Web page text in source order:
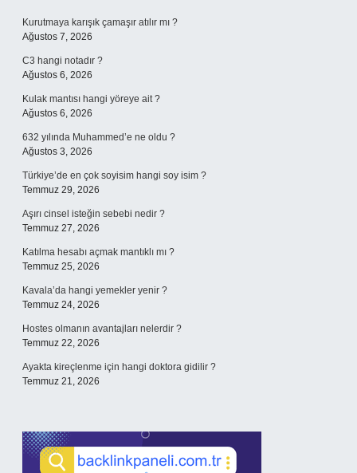
Kurutmaya karışık çamaşır atılır mı ?
Ağustos 7, 2026
C3 hangi notadır ?
Ağustos 6, 2026
Kulak mantısı hangi yöreye ait ?
Ağustos 6, 2026
632 yılında Muhammed’e ne oldu ?
Ağustos 3, 2026
Türkiye’de en çok soyisim hangi soy isim ?
Temmuz 29, 2026
Aşırı cinsel isteğin sebebi nedir ?
Temmuz 27, 2026
Katılma hesabı açmak mantıklı mı ?
Temmuz 25, 2026
Kavala’da hangi yemekler yenir ?
Temmuz 24, 2026
Hostes olmanın avantajları nelerdir ?
Temmuz 22, 2026
Ayakta kireçlenme için hangi doktora gidilir ?
Temmuz 21, 2026